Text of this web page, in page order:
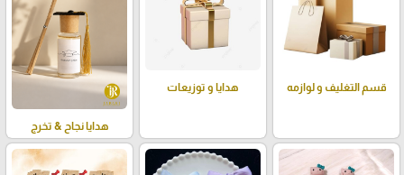
قسم التغليف و لوازمه هدايا و توزيعات
هدايا نجاح & تخرج